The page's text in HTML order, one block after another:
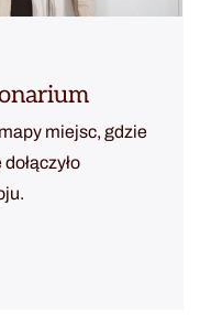
miejsc, gdzie